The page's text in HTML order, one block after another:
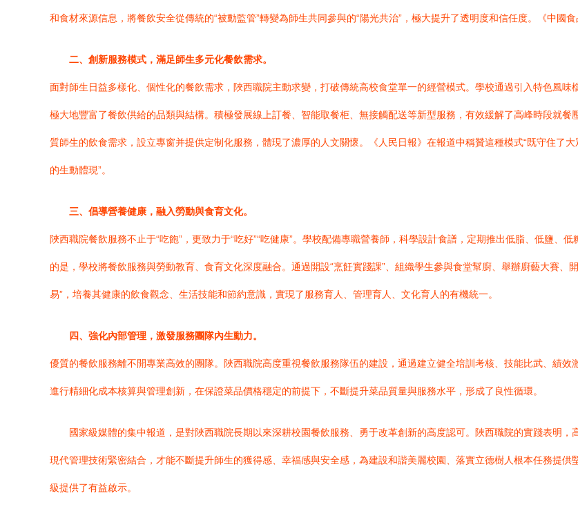
和食材來源信息，將餐飲安全從傳統的“被動監管”轉變為師生共同參與的“陽光共治”，極大提升了透明度和信任度。《中國
二、創新服務模式，滿足師生多元化餐飲需求。
面對師生日益多樣化、個性化的餐飲需求，陜西職院主動求變，打破傳統高校食堂單一的經營模式。學校通過引入特色風
極大地豐富了餐飲供給的品類與結構。積極發展線上訂餐、智能取餐柜、無接觸配送等新型服務，有效緩解了高峰時段就
質師生的飲食需求，設立專窗并提供定制化服務，體現了濃厚的人文關懷。《人民日報》在報道中稱贊這種模式“既守住了大
的生動體現”。
三、倡導營養健康，融入勞動與食育文化。
陜西職院餐飲服務不止于“吃飽”，更致力于“吃好”“吃健康”。學校配備專職營養師，科學設計食譜，定期推出低脂、低鹽、
的是，學校將餐飲服務與勞動教育、食育文化深度融合。通過開設“烹飪實踐課”、組織學生參與食堂幫廚、舉辦廚藝大賽
易”，培養其健康的飲食觀念、生活技能和節約意識，實現了服務育人、管理育人、文化育人的有機統一。
四、強化內部管理，激發服務團隊內生動力。
優質的餐飲服務離不開專業高效的團隊。陜西職院高度重視餐飲服務隊伍的建設，通過建立健全培訓考核、技能比武、績
進行精細化成本核算與管理創新，在保證菜品價格穩定的前提下，不斷提升菜品質量與服務水平，形成了良性循環。
國家級媒體的集中報道，是對陜西職院長期以來深耕校園餐飲服務、勇于改革創新的高度認可。陜西職院的實踐表明
現代管理技術緊密結合，才能不斷提升師生的獲得感、幸福感與安全感，為建設和諧美麗校園、落實立德樹人根本任務提
級提供了有益啟示。